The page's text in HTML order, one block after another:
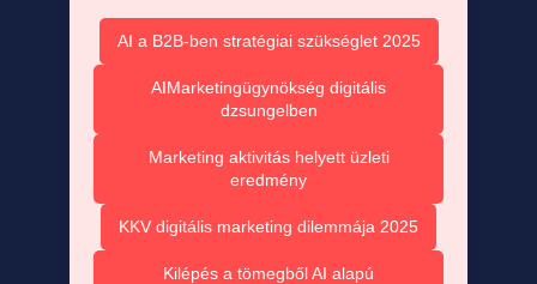
AI a B2B-ben stratégiai szükséglet 2025
AIMarketingügynökség digitális
dzsungelben
Marketing aktivitás helyett üzleti
eredmény
KKV digitális marketing dilemmája 2025
Kilépés a tömegből AI alapú